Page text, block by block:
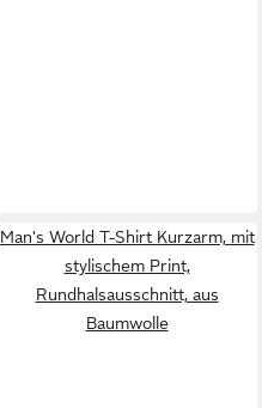
Man's World T-Shirt Kurzarm, mit
stylischem Print,
Rundhalsausschnitt, aus
Baumwolle